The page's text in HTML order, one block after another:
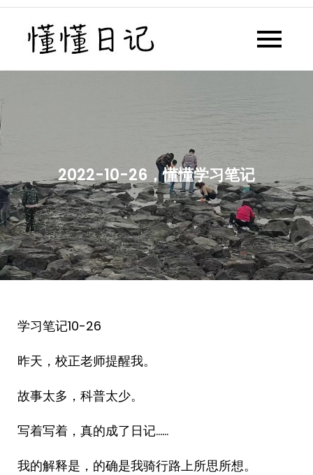
Skip
content
懂懂日记网每天同步更新懂懂学
2022-10-26，懂懂学习笔记
学习笔记10-26
昨天，校正老师提醒我。
故事太多，科普太少。
写着写着，真的成了日记……
我的解释是，的确是我骑行路上所思所想。